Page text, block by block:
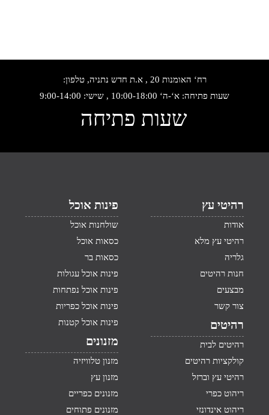
רח‘ האומנות 20 , א.ת חדש נתניה, טלפון:
שעות פתיחה: א‘-ה‘ 10:00-18:00 , שישי: 9:00-14:00
שעות פתיחה
רהיטי עץ
אודות
רהיטי עץ מלא
גלריה
חנות רהיטים
מבצעים
צור קשר
רהיטים
רהיטים לבית
קולקציות רהיטים
רהיטי עץ וברזל
ריהוט כפרי
ריהוט אינדונזי
פינות אוכל
שולחנות אוכל
כסאות אוכל
כסאות בר
פינות אוכל עגולות
פינות אוכל נפתחות
פינות אוכל כפריות
פינות אוכל קטנות
מזנונים
מזנון טלוויזיה
מזנון עץ
מזנונים כפריים
מזנונים פתוחים